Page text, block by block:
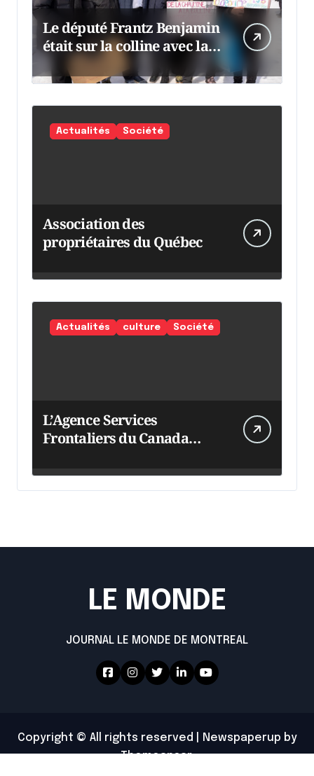
Le député Frantz Benjamin
était sur la colline avec la
chaumine
Actualités Société
Association des
propriétaires du Québec
Actualités culture Société
L’Agence Services
Frontaliers du Canada
LE MONDE
JOURNAL LE MONDE DE MONTREAL
Copyright © All rights reserved Newspaperup by
Themeansar.